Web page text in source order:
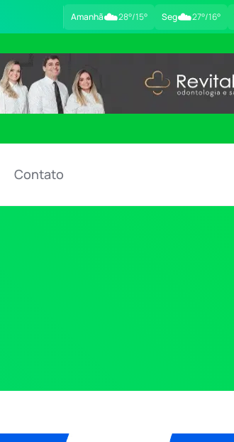
Amanhã☁️28°/15° Seg☁️27°/16°
Contato